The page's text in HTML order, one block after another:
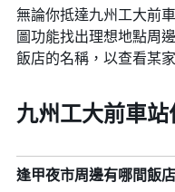
無論你抵達九州工大前
圖功能找出理想地點周
飯店的名稱，以查看某
九州工大前車
逢甲夜市周邊有哪間飯